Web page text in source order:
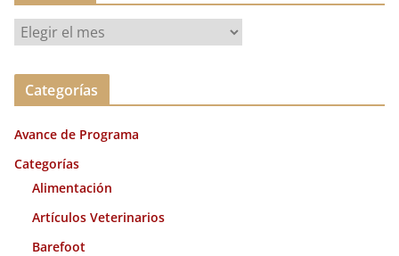
r
c
v
o
Categorías
Avance de Programa
Categorías
Alimentación
Artículos Veterinarios
Barefoot